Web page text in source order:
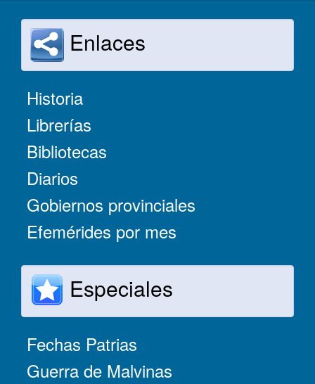
Enlaces
Historia
Librerías
Bibliotecas
Diarios
Gobiernos provinciales
Efemérides por mes
Especiales
Fechas Patrias
Guerra de Malvinas